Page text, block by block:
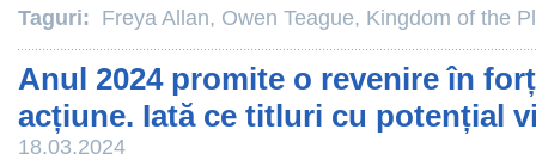
Taguri: Freya Allan, Owen Teague, Kingdom of the
Anul 2024 promite o revenire în
acțiune. Iată ce titluri cu potențial
18.03.2024